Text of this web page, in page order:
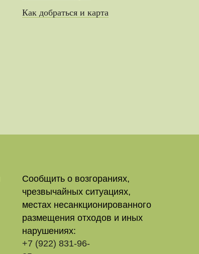
Как добраться и карта
+7 (922) 831-96-
Сообщить о возгораниях,
чрезвычайных ситуациях,
местах несанкционированного
размещения отходов и иных
нарушениях: